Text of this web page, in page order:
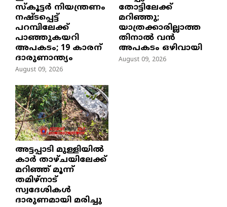
സ്കൂട്ടർ നിയന്ത്രണം
നഷ്ടപ്പെട്ട്
പറമ്പിലേക്ക്
പാഞ്ഞുകയറി
അപകടം; 19 കാരന്
ദാരുണാന്ത്യം
August 09, 2026
തോട്ടിലേക്ക്
മറിഞ്ഞു;
യാത്രക്കാരില്ലാത്ത
തിനാൽ വൻ
അപകടം ഒഴിവായി
August 09, 2026
അട്ടപ്പാടി മുള്ളിയിൽ
കാർ താഴ്ചയിലേക്ക്
മറിഞ്ഞ് മൂന്ന്
തമിഴ്നാട്
സ്വദേശികൾ
ദാരുണമായി മരിച്ചു